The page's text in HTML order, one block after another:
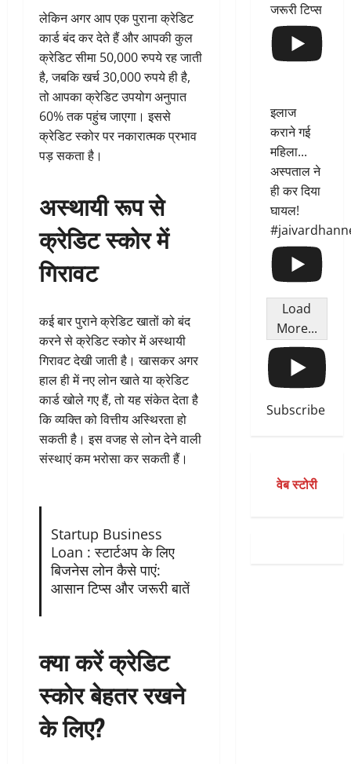
लेकिन अगर आप एक पुराना क्रेडिट
कार्ड बंद कर देते हैं और आपकी कुल
क्रेडिट सीमा 50,000 रुपये रह जाती
है, जबकि खर्च 30,000 रुपये ही है,
तो आपका क्रेडिट उपयोग अनुपात
60% तक पहुंच जाएगा। इससे
क्रेडिट स्कोर पर नकारात्मक प्रभाव
पड़ सकता है।
अस्थायी रूप से
क्रेडिट स्कोर में
गिरावट
कई बार पुराने क्रेडिट खातों को बंद
करने से क्रेडिट स्कोर में अस्थायी
गिरावट देखी जाती है। खासकर अगर
हाल ही में नए लोन खाते या क्रेडिट
कार्ड खोले गए हैं, तो यह संकेत देता है
कि व्यक्ति को वित्तीय अस्थिरता हो
सकती है। इस वजह से लोन देने वाली
संस्थाएं कम भरोसा कर सकती हैं।
Startup Business
Loan : स्टार्टअप के लिए
बिजनेस लोन कैसे पाएं:
आसान टिप्स और जरूरी बातें
क्या करें क्रेडिट
स्कोर बेहतर रखने
के लिए?
जरूरी टिप्स
इलाज
कराने गई
महिला...
अस्पताल ने
ही कर दिया
घायल!
Load
More...
Subscribe
वेब स्टोरी